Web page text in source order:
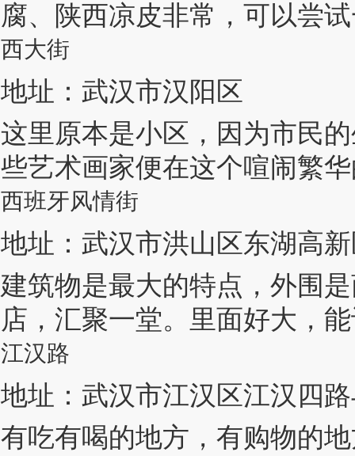
腐、陕西凉皮非常，可以尝
西大街
地址：武汉市汉阳区
这里原本是小区，因为市民
些艺术画家便在这个喧闹繁
西班牙风情街
地址：武汉市洪山区东湖高
建筑物是最大的特点，外围
店，汇聚一堂。里面好大，
江汉路
地址：武汉市江汉区江汉四
有吃有喝的地方，有购物的